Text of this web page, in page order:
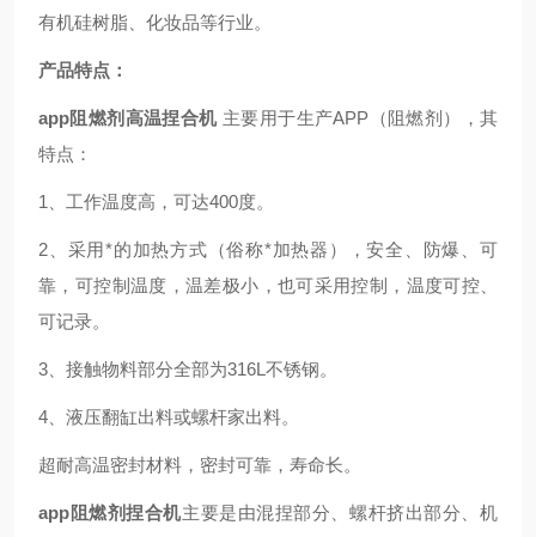
有机硅树脂、化妆品等行业。
产品特点：
app阻燃剂高温捏合机 主要用于生产APP（阻燃剂），其
特点：
1、工作温度高，可达400度。
2、采用*的加热方式（俗称*加热器），安全、防爆、可
靠，可控制温度，温差极小，也可采用控制，温度可控、
可记录。
3、接触物料部分全部为316L不锈钢。
4、液压翻缸出料或螺杆家出料。
超耐高温密封材料，密封可靠，寿命长。
app阻燃剂捏合机主要是由混捏部分、螺杆挤出部分、机